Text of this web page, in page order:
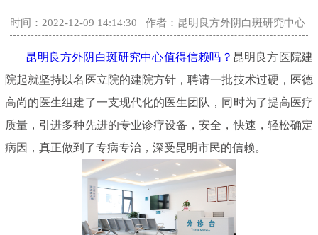
时间：2022-12-09 14:14:30 作者：昆明良方外阴白斑研究中心
昆明良方外阴白斑研究中心值得信赖吗？ 昆明良方医院建
院起就坚持以名医立院的建院方针，聘请一批技术过硬，医德
高尚的医生组建了一支现代化的医生团队，同时为了提高医疗
质量，引进多种先进的专业诊疗设备，安全，快速，轻松确定
病因，真正做到了专病专治，深受昆明市民的信赖。